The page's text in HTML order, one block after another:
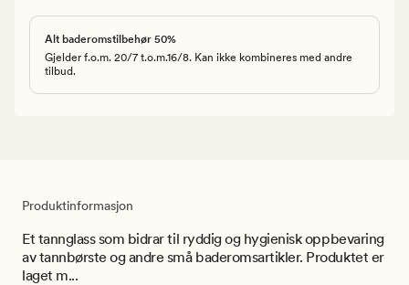
Alt baderomstilbehør 50%
Gjelder f.o.m. 20/7 t.o.m.16/8. Kan ikke kombineres med andre
tilbud.
Produktinformasjon
Et tannglass som bidrar til ryddig og hygienisk oppbevaring
av tannbørste og andre små baderomsartikler. Produktet er
laget m...